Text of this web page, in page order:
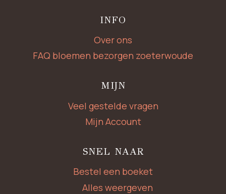
INFO
Over ons
FAQ bloemen bezorgen zoeterwoude
MIJN
Veel gestelde vragen
Mijn Account
SNEL NAAR
Bestel een boeket
Alles weergeven